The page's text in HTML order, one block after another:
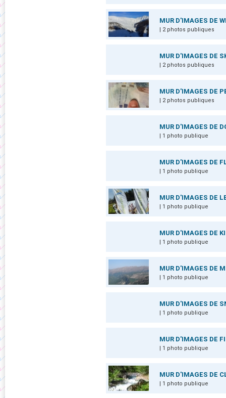
MUR D'IMAGES DE
| 2 photos publiques
MUR D'IMAGES DE
| 2 photos publiques
MUR D'IMAGES DE
| 2 photos publiques
MUR D'IMAGES DE
| 1 photo publique
MUR D'IMAGES DE
| 1 photo publique
MUR D'IMAGES DE
| 1 photo publique
MUR D'IMAGES DE
| 1 photo publique
MUR D'IMAGES DE
| 1 photo publique
MUR D'IMAGES DE
| 1 photo publique
MUR D'IMAGES DE
| 1 photo publique
MUR D'IMAGES DE
| 1 photo publique